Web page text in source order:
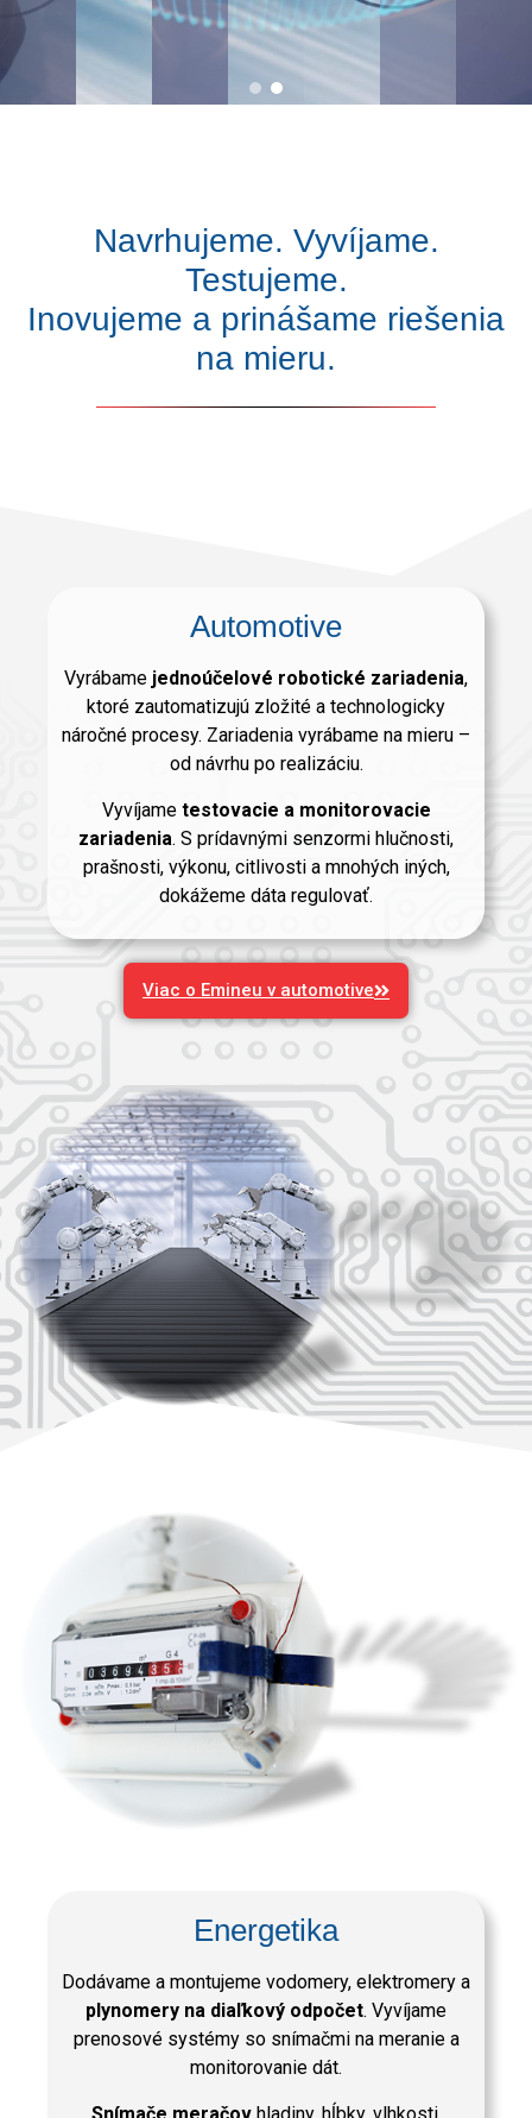
Navrhujeme. Vyvíjame.
Testujeme.
Inovujeme a prinášame riešenia
na mieru.
Automotive
Vyrábame jednoúčelové robotické zariadenia,
ktoré zautomatizujú zložité a technologicky
náročné procesy. Zariadenia vyrábame na mieru –
od návrhu po realizáciu.
Vyvíjame testovacie a monitorovacie
zariadenia. S prídavnými senzormi hlučnosti,
prašnosti, výkonu, citlivosti a mnohých iných,
dokážeme dáta regulovať.
Viac o Emineu v automotive
Energetika
Dodávame a montujeme vodomery, elektromery a
plynomery na diaľkový odpočet. Vyvíjame
prenosové systémy so snímačmi na meranie a
monitorovanie dát.
Snímače meračov hladiny, hĺbky, vlhkosti,